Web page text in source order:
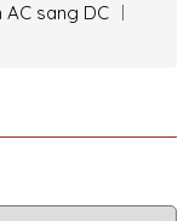
AC sang DC